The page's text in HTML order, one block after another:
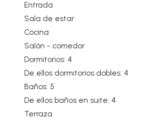
Entrada
Sala de estar
Cocina
Salón - comedor
Dormitorios: 4
De ellos dormitorios dobles: 4
Baños: 5
De ellos baños en suite: 4
Terraza